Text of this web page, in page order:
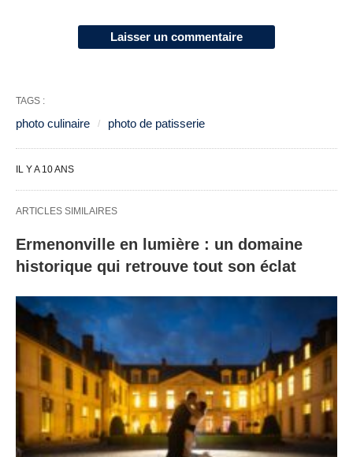
Laisser un commentaire
TAGS :
photo culinaire photo de patisserie
IL Y A 10 ANS
ARTICLES SIMILAIRES
Ermenonville en lumière : un domaine
historique qui retrouve tout son éclat